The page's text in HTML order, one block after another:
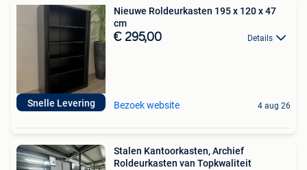
Snelle Levering
Nieuwe Roldeurkasten 195 x 120 x 47
cm
€ 295,00 Details
Bezoek website 4 aug 26
Stalen Kantoorkasten, Archief
Roldeurkasten van Topkwaliteit